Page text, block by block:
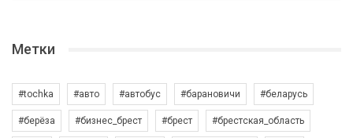
Метки
#tochka #авто #автобус #барановичи #беларусь
#берёза #бизнес_брест #брест #брестская_область